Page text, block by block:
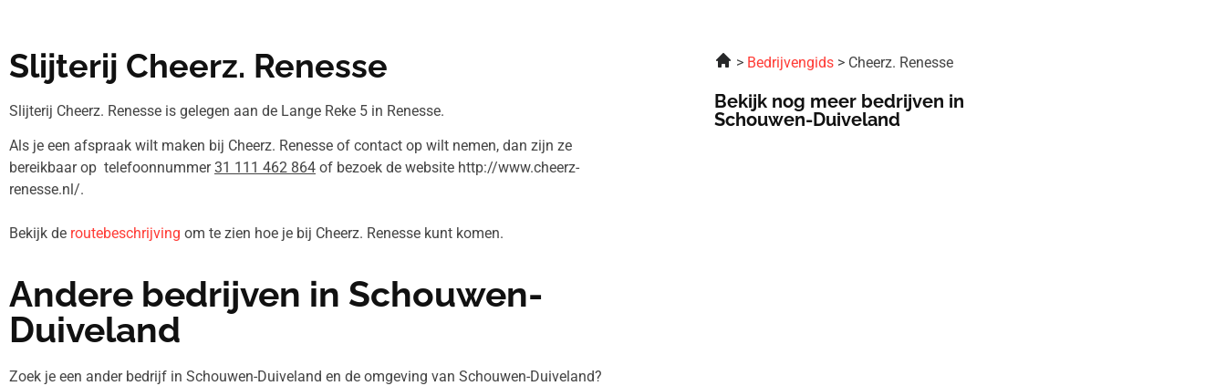
Slijterij Cheerz. Renesse
Slijterij Cheerz. Renesse is gelegen aan de Lange Reke 5 in Renesse.
Als je een afspraak wilt maken bij Cheerz. Renesse of contact op wilt nemen, dan zijn ze
bereikbaar op telefoonnummer31 111 462 864 of bezoek de website http://www.cheerz-
renesse.nl/.
Bekijk de routebeschrijving om te zien hoe je bij Cheerz. Renesse kunt komen.
Andere bedrijven in Schouwen-
Duiveland
Zoek je een ander bedrijf in Schouwen-Duiveland en de omgeving van Schouwen-Duiveland?
Bedrijvengids Cheerz. Renesse
Bekijk nog meer bedrijven in
Schouwen-Duiveland